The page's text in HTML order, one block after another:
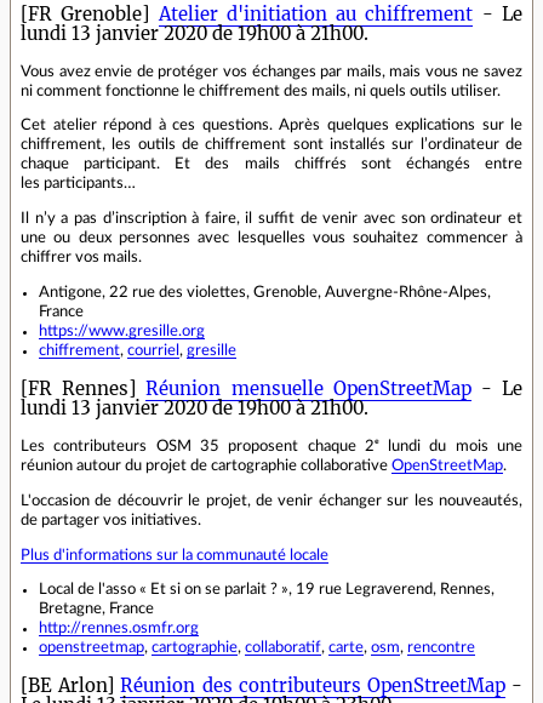
[FR Grenoble] Atelier d'initiation au chiffrement - Le
lundi 13 janvier 2020 de 19h00 à 21h00.
Vous avez envie de protéger vos échanges par mails, mais vous ne savez
ni comment fonctionne le chiffrement des mails, ni quels outils utiliser.
Cet atelier répond à ces questions. Après quelques explications sur le
chiffrement, les outils de chiffrement sont installés sur l’ordinateur de
chaque participant. Et des mails chiffrés sont échangés entre
les participants…
Il n’y a pas d’inscription à faire, il suffit de venir avec son ordinateur et
une ou deux personnes avec lesquelles vous souhaitez commencer à
chiffrer vos mails.
Antigone, 22 rue des violettes, Grenoble, Auvergne-Rhône-Alpes,
France
https://www.gresille.org
chiffrement, courriel , gresille
[FR Rennes]Réunion mensuelle OpenStreetMap- Le
lundi 13 janvier 2020 de 19h00 à 21h00.
Les contributeurs OSM 35 proposent chaque 2ᵉ lundi du mois une
réunion autour du projet de cartographie collaborative OpenStreetMap.
L'occasion de découvrir le projet, de venir échanger sur les nouveautés,
de partager vos initiatives.
Plus d'informations sur la communauté locale
Local de l'asso « Et si on se parlait ? », 19 rue Legraverend, Rennes,
Bretagne, France
http://rennes.osmfr.org
openstreetmap, cartographie, collaboratif, carte, osm, rencontre
[BE Arlon]Réunion des contributeurs OpenStreetMap-